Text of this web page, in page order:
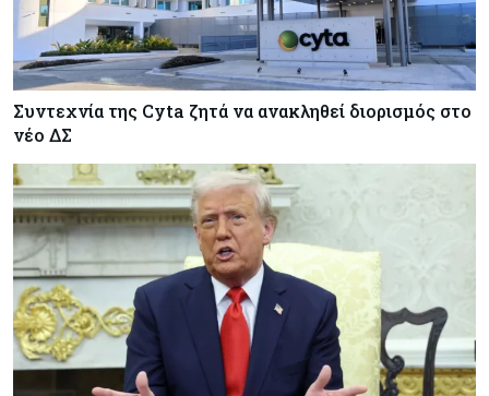
Συντεχνία της Cyta ζητά να ανακληθεί διορισμός στο
νέο ΔΣ